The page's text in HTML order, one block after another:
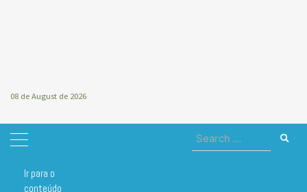
08 de August de 2026
Ir para o
conteúdo
Search
for:
Home óleo